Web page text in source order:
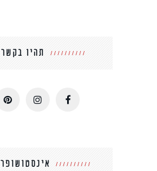
תהיו בקשר